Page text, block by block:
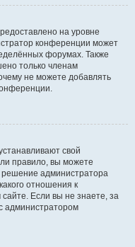
на уровне
конференции может
форумах. Также
только членам
не можете добавлять
свой
правило, вы можете
решение администратора
отношения к
Если вы не знаете, за
администратором